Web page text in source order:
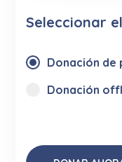
Seleccionar
Donación de
Donación